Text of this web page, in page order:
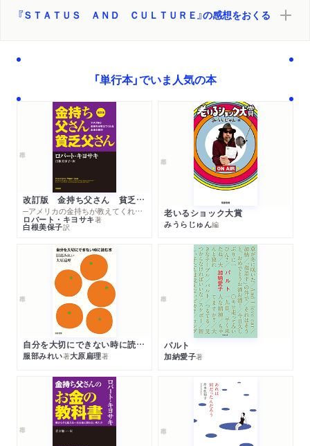
『ＳＴＡＴＵＳ ＡＮＤ ＣＵＬＴＵＲＥ』の感想をおくる
「単行本」でいま人気の本
改訂版 金持ち父さん 貧乏父さん
─アメリカの金持ちが教えてくれるお金の哲学
ロバート・キヨサキ著
白根美保子訳
老いるショック大賞
みうらじゅん編
自分を大切にできない時に読む本
服部みれい著大原扁理著
パルト
加納愛子著